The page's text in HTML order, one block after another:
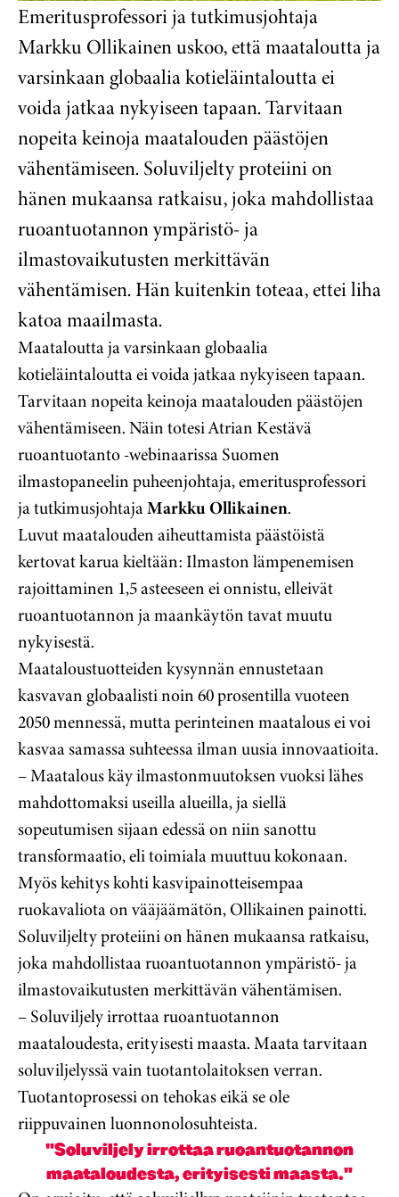
Emeritusprofessori ja tutkimusjohtaja
Markku Ollikainen uskoo, että maataloutta ja
varsinkaan globaalia kotieläintaloutta ei
voida jatkaa nykyiseen tapaan. Tarvitaan
nopeita keinoja maatalouden päästöjen
vähentämiseen. Soluviljelty proteiini on
hänen mukaansa ratkaisu, joka mahdollistaa
ruoantuotannon ympäristö- ja
ilmastovaikutusten merkittävän
vähentämisen. Hän kuitenkin toteaa, ettei liha
katoa maailmasta.
Maataloutta ja varsinkaan globaalia
kotieläintaloutta ei voida jatkaa nykyiseen tapaan.
Tarvitaan nopeita keinoja maatalouden päästöjen
vähentämiseen. Näin totesi Atrian Kestävä
ruoantuotanto -webinaarissa Suomen
ilmastopaneelin puheenjohtaja, emeritusprofessori
ja tutkimusjohtajaMarkku Ollikainen.
Luvut maatalouden aiheuttamista päästöistä
kertovat karua kieltään: Ilmaston lämpenemisen
rajoittaminen 1,5 asteeseen ei onnistu, elleivät
ruoantuotannon ja maankäytön tavat muutu
nykyisestä.
Maataloustuotteiden kysynnän ennustetaan
kasvavan globaalisti noin 60 prosentilla vuoteen
2050 mennessä, mutta perinteinen maatalous ei voi
kasvaa samassa suhteessa ilman uusia innovaatioita.
– Maatalous käy ilmastonmuutoksen vuoksi lähes
mahdottomaksi useilla alueilla, ja siellä
sopeutumisen sijaan edessä on niin sanottu
transformaatio, eli toimiala muuttuu kokonaan.
Myös kehitys kohti kasvipainotteisempaa
ruokavaliota on vääjäämätön, Ollikainen painotti.
Soluviljelty proteiini on hänen mukaansa ratkaisu,
joka mahdollistaa ruoantuotannon ympäristö- ja
ilmastovaikutusten merkittävän vähentämisen.
– Soluviljely irrottaa ruoantuotannon
maataloudesta, erityisesti maasta. Maata tarvitaan
soluviljelyssä vain tuotantolaitoksen verran.
Tuotantoprosessi on tehokas eikä se ole
riippuvainen luonnonolosuhteista.
"Soluviljely irrottaa ruoantuotannon
maataloudesta, erityisesti maasta."